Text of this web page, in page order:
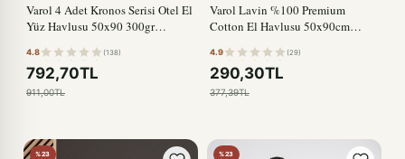
Varol 4 Adet Kronos Serisi Otel El
Yüz Havlusu 50x90 300gr
4.8 (138)
792,70TL
911,00TL
Varol Lavin %100 Premium
Cotton El Havlusu 50x90cm
4.9 (29)
290,30TL
377,39TL
%23 %23